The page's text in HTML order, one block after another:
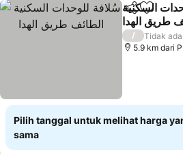
Bagikan
السكنية
طريق الهدا
Lihat harga
/
Tidak
5.9 km dari
Pilih tanggal untuk melihat harga
sama